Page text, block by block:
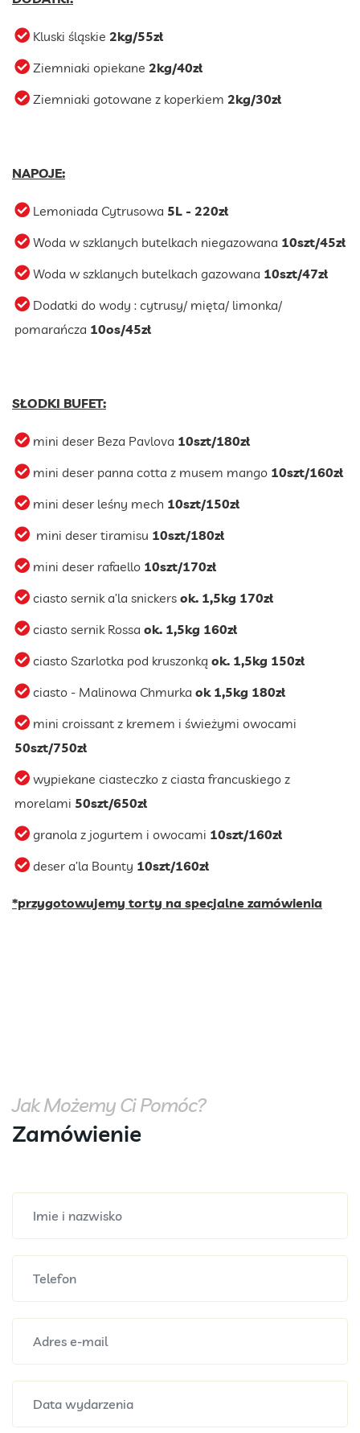
Kluski śląskie2kg/55zł
Ziemniaki opiekane2kg/40zł
Ziemniaki gotowane z koperkiem2kg/30zł
NAPOJE:
Lemoniada Cytrusowa 5L - 220zł
Woda w szklanych butelkach niegazowana 10szt/45zł
Woda w szklanych butelkach gazowana 10szt/47zł
Dodatki do wody : cytrusy/ mięta/ limonka/
pomarańcza 10os/45zł
SŁODKI BUFET:
mini deser Beza Pavlova 10szt/180zł
mini deser panna cotta z musem mango 10szt/160zł
mini deser leśny mech 10szt/150zł
mini deser tiramisu 10szt/180zł
mini deser rafaello 10szt/170zł
ciasto sernik a’la snickersok. 1,5kg 170zł
ciasto sernik Rossaok. 1,5kg 160zł
ciasto Szarlotka pod kruszonkąok. 1,5kg 150zł
ciasto - Malinowa Chmurkaok 1,5kg 180zł
mini croissant z kremem i świeżymi owocami
50szt/750zł
wypiekane ciasteczko z ciasta francuskiego z
morelami 50szt/650zł
granola z jogurtem i owocami 10szt/160zł
deser a’la Bounty 10szt/160zł
*przygotowujemy torty na specjalne zamówienia
Jak Możemy Ci Pomóc?
Zamówienie